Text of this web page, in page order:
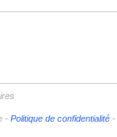
- Politique de confidentialité -